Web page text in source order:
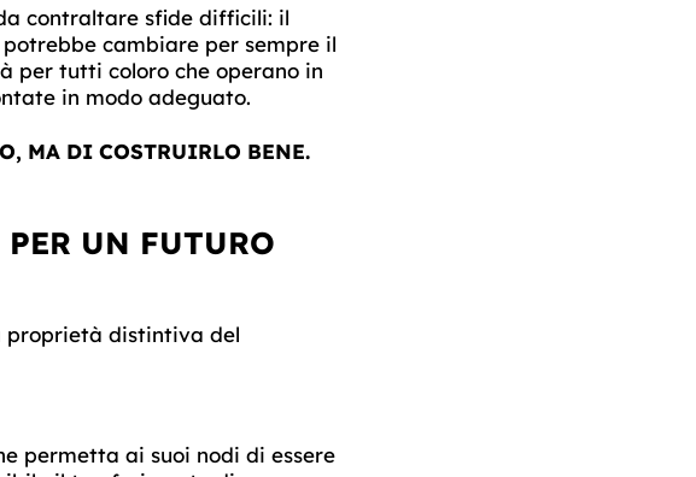
contraltare sfide difficili: il
cambiare per sempre il
per tutti coloro che operano in
in modo adeguato.
MA DI COSTRUIRLO BENE.
UN FUTURO
proprietà distintiva del
permetta ai suoi nodi di essere